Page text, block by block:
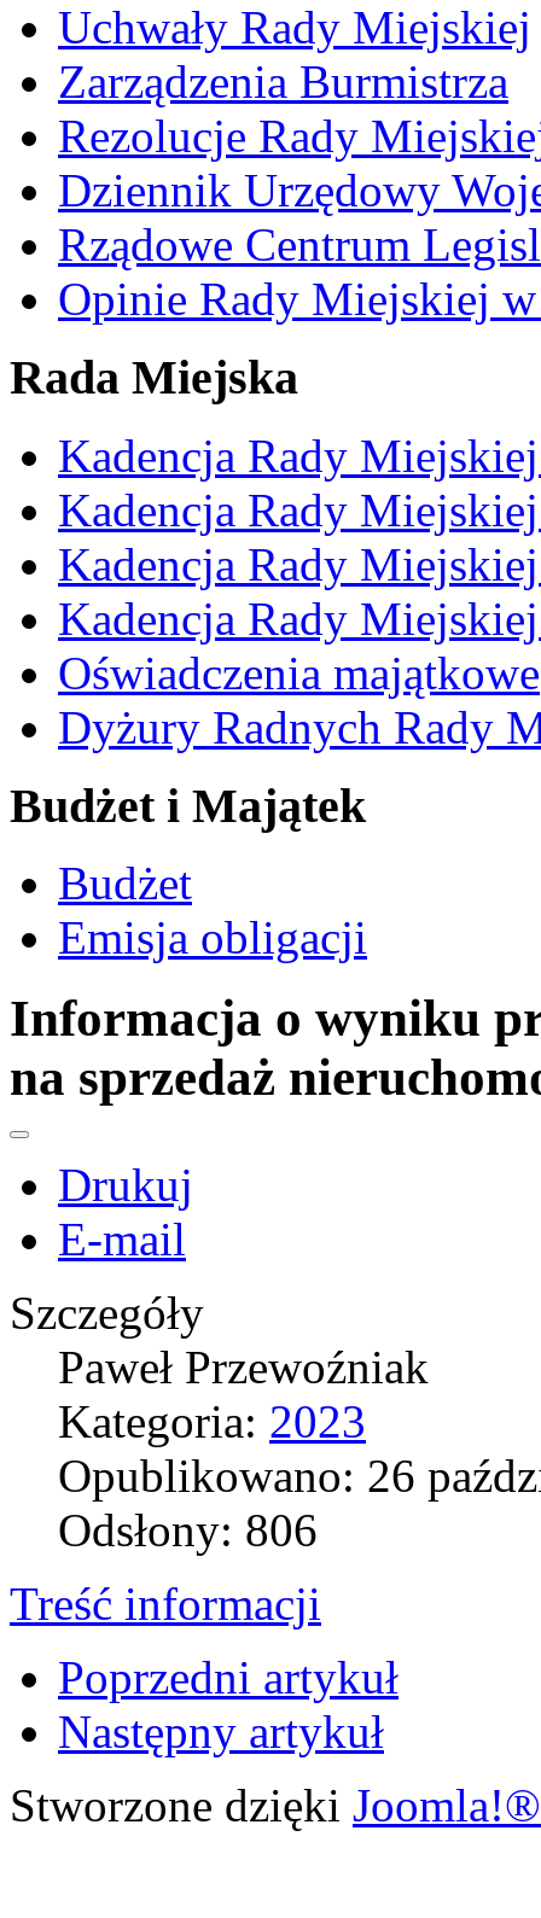
Uchwały Rady Miejskiej
Zarządzenia Burmistrza
Rezolucje Rady
Dziennik Urzędowy
Rządowe Centrum
Opinie Rady Miejskiej w
Rada Miejska
Kadencja Rady
Kadencja Rady
Kadencja Rady
Kadencja Rady
Oświadczenia majątkowe
Dyżury Radnych Rady
Budżet i Majątek
Budżet
Emisja obligacji
Informacja o wyniku
na sprzedaż
Drukuj
E-mail
Szczegóły
Paweł Przewoźniak
Kategoria: 2023
Opublikowano: 26
Odsłony: 806
Treść informacji
Poprzedni artykuł
Następny artykuł
Stworzone dzięki Joomla!®